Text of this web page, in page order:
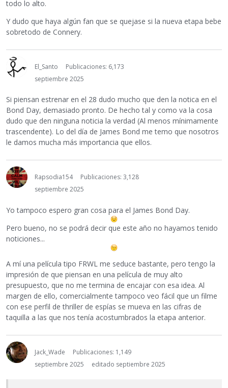
todo lo alto.
Y dudo que haya algún fan que se quejase si la nueva etapa bebe
sobretodo de Connery.
El_Santo
Publicaciones: 6,173
septiembre 2025
Si piensan estrenar en el 28 dudo mucho que den la notica en el
Bond Day, demasiado pronto. De hecho tal y como va la cosa
dudo que den ninguna noticia la verdad (Al menos mínimamente
trascendente). Lo del día de James Bond me temo que nosotros
le damos mucha más importancia que ellos.
Rapsodia154
Publicaciones: 3,128
septiembre 2025
Yo tampoco espero gran cosa para el James Bond Day.
Pero bueno, no se podrá decir que este año no hayamos tenido
noticiones...
A mí una película tipo FRWL me seduce bastante, pero tengo la
impresión de que piensan en una película de muy alto
presupuesto, que no me termina de encajar con esa idea. Al
margen de ello, comercialmente tampoco veo fácil que un filme
con ese perfil de thriller de espías se mueva en las cifras de
taquilla a las que nos tenía acostumbrados la etapa anterior.
Jack_Wade
Publicaciones: 1,149
septiembre 2025
editado septiembre 2025